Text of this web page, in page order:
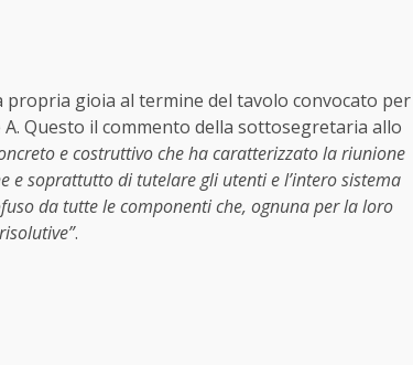
gioia al termine del tavolo convocato per
Questo il commento della sottosegretaria allo
e costruttivo che ha caratterizzato la riunione
e soprattutto di tutelare gli utenti e l’intero sistema
da tutte le componenti che, ognuna per la loro
.